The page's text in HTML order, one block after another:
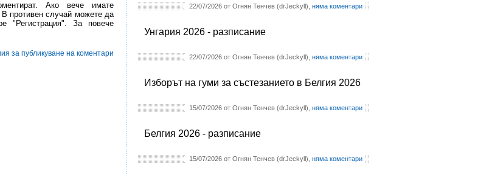
22/07/2026 от Огнян Тенчев (drJeckyll), няма коментари
Унгария 2026 - разписание
22/07/2026 от Огнян Тенчев (drJeckyll), няма коментари
Изборът на гуми за състезанието в Белгия 2026
15/07/2026 от Огнян Тенчев (drJeckyll), няма коментари
Белгия 2026 - разписание
15/07/2026 от Огнян Тенчев (drJeckyll), няма коментари
Ако вече имате
противен случай можете да
"Регистрация". За повече
за публикуване на коментари